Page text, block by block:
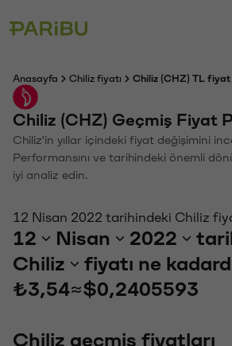
Anasayfa Chiliz fiyatı Chiliz (CHZ) TL fiyat
Chiliz (CHZ) Geçmiş Fiyat
Chiliz'in yıllar içindeki fiyat değişimini
Performansını ve tarihindeki önemli
iyi analiz edin.
12 Nisan 2022 tarihindeki Chiliz
12 Nisan 2022
Chiliz
fiyatı ne
₺3,54≈$0,2405593
Chiliz geçmiş fiyatları